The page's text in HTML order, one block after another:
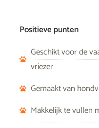
Positieve punten
Geschikt voor de
vriezer
Gemaakt van
Makkelijk te vullen